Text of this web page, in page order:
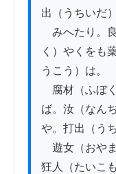
出（うちいだ
みへたり。
く）やくをも
うこう）は。
腐材（ふぼ
ば。汝（なん
や。打出（う
遊女（おや
狂人（たいこ